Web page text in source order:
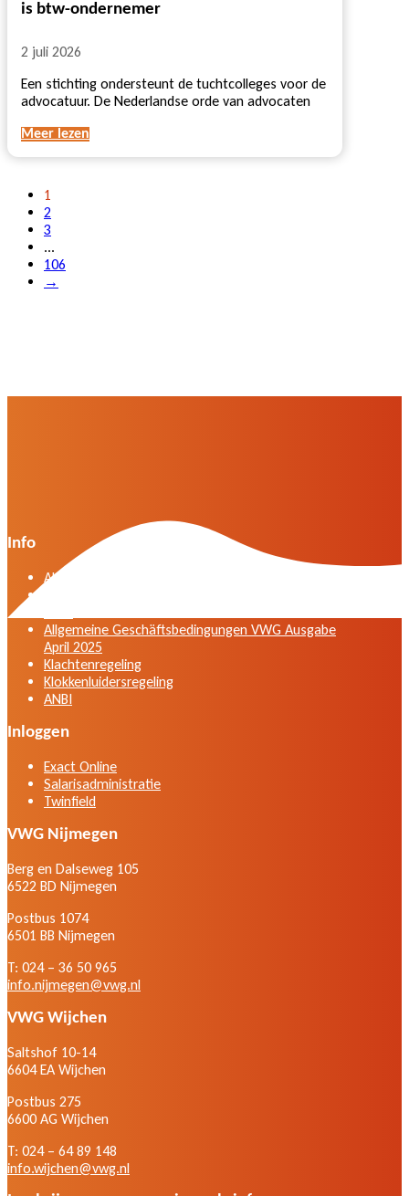
is btw-ondernemer
2 juli 2026
Een stichting ondersteunt de tuchtcolleges voor de
advocatuur. De Nederlandse orde van advocaten
Meer lezen
1
2
3
...
106
→
Info
Algemene voorwaarden VWG versie april 2025
Allgemeine Geschäftsbedingungen VWG Ausgabe
April 2025
Klachtenregeling
Klokkenluidersregeling
ANBI
Inloggen
Exact Online
Salarisadministratie
Twinfield
VWG Nijmegen
Berg en Dalseweg 105
6522 BD Nijmegen
Postbus 1074
6501 BB Nijmegen
T: 024 – 36 50 965
info.nijmegen@vwg.nl
VWG Wijchen
Saltshof 10-14
6604 EA Wijchen
Postbus 275
6600 AG Wijchen
T: 024 – 64 89 148
info.wijchen@vwg.nl